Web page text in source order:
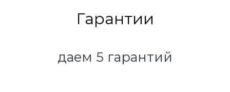
Гарантии
даем 5 гарантий